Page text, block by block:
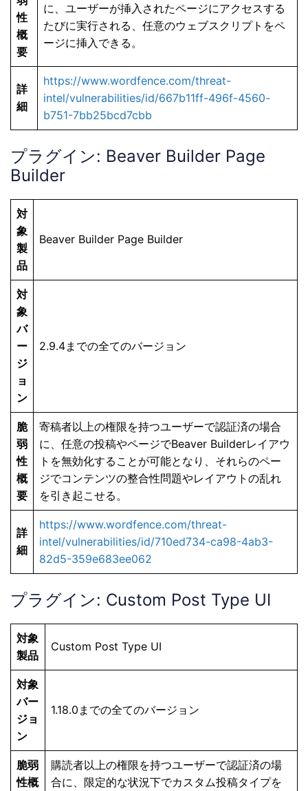
性
概
要
に、ユーザーが挿入されたページにアクセスする
たびに実行される、任意のウェブスクリプトをペ
ージに挿入できる。
詳
細
https://www.wordfence.com/threat-
intel/vulnerabilities/id/667b11ff-496f-4560-
b751-7bb25bcd7cbb
プラグイン: Beaver Builder Page
Builder
対
象
製
品
Beaver Builder Page Builder
対
象
バ
ー
ジ
ョ
ン
2.9.4までの全てのバージョン
脆
弱
性
概
要
寄稿者以上の権限を持つユーザーで認証済の場合
に、任意の投稿やページでBeaver Builderレイアウ
トを無効化することが可能となり、それらのペー
ジでコンテンツの整合性問題やレイアウトの乱れ
を引き起こせる。
詳
細
https://www.wordfence.com/threat-
intel/vulnerabilities/id/710ed734-ca98-4ab3-
82d5-359e683ee062
プラグイン: Custom Post Type UI
対象
製品
Custom Post Type UI
対象
バー
ジョ
ン
1.18.0までの全てのバージョン
脆弱
性概
購読者以上の権限を持つユーザーで認証済の場
合に、限定的な状況下でカスタム投稿タイプを